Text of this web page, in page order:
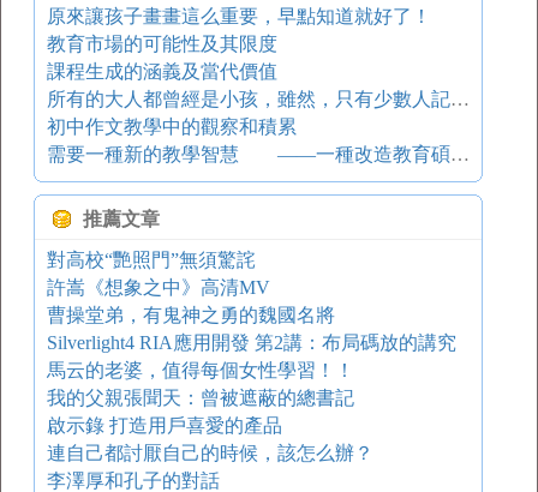
原來讓孩子畫畫這么重要，早點知道就好了！
教育市場的可能性及其限度
課程生成的涵義及當代價值
所有的大人都曾經是小孩，雖然，只有少數人記得……
初中作文教學中的觀察和積累
需要一種新的教學智慧 ——一種改造教育碩士專業學位教育的教學理念
推薦文章
對高校“艷照門”無須驚詫
許嵩《想象之中》高清MV
曹操堂弟，有鬼神之勇的魏國名將
Silverlight4 RIA應用開發 第2講：布局碼放的講究
馬云的老婆，值得每個女性學習！！
我的父親張聞天：曾被遮蔽的總書記
啟示錄 打造用戶喜愛的產品
連自己都討厭自己的時候，該怎么辦？
李澤厚和孔子的對話